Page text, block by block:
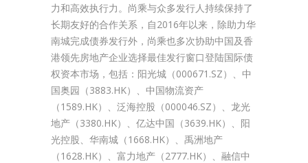
力和高效执行力。尚乘与众多发行人持续保持了
长期友好的合作关系，自2016年以来，除助力华
南城完成债券发行外，尚乘也多次协助中国及香
港领先房地产企业选择最佳发行窗口登陆国际债
权资本市场，包括：阳光城（000671.SZ）、中
国奥园（3883.HK）、中国物流资产
（1589.HK）、泛海控股（000046.SZ）、龙光
地产（3380.HK）、亿达中国（3639.HK）、阳
光控股、华南城（1668.HK）、禹洲地产
（1628.HK）、富力地产（2777.HK）、融信中